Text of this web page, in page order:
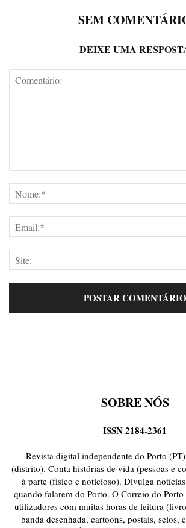
SEM
DEIXE UMA
SOBRE NÓS
ISSN 2184-2361
Revista digital independente do Porto
(distrito). Conta histórias de vida (pessoas e
à parte (físico e noticioso). Divulga
quando falarem do Porto. O Correio do
utilizadores com muitas horas de leitura
banda desenhada, cartoons, postais, selos,